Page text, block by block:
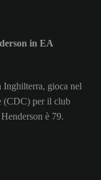
in EA
Inghilterra, gioca nel
(CDC) per il club
è 79.